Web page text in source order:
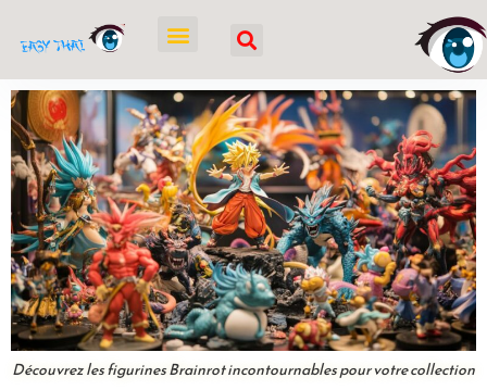
Découvrez les figurines Brainrot incontournables pour votre collection